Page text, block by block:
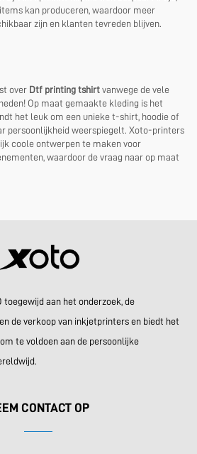
kan produceren, waardoor meer
zijn en klanten tevreden blijven.
over Dtf printing tshirt vanwege de vele
Op maat gemaakte kleding is het
het leuk om een unieke t-shirt, hoodie of
persoonlijkheid weerspiegelt. Xoto-printers
coole ontwerpen te maken voor
waardoor de vraag naar op maat
toegewijd aan het onderzoek, de
de verkoop van inkjetprinters en biedt het
te voldoen aan de persoonlijke
CONTACT OP